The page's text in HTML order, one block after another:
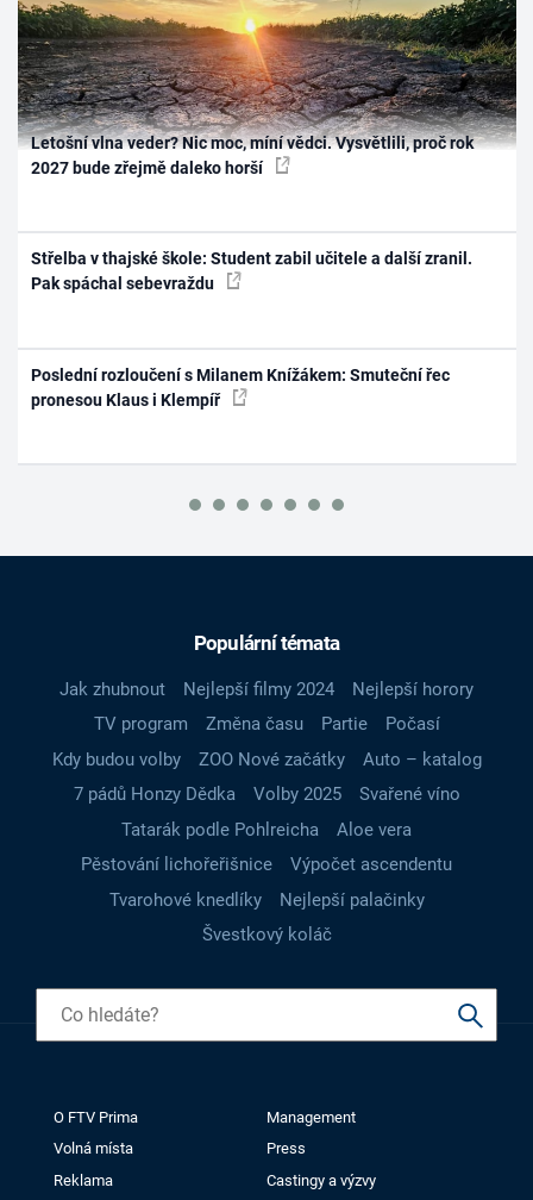
Letošní vlna veder? Nic moc, míní vědci. Vysvětlili, proč rok
2027 bude zřejmě daleko horší
Střelba v thajské škole: Student zabil učitele a další zranil.
Pak spáchal sebevraždu
Poslední rozloučení s Milanem Knížákem: Smuteční řec
pronesou Klaus i Klempíř
Populární témata
Jak zhubnout Nejlepší filmy 2024
Nejlepší horory
TV program
Změna času Partie
Počasí
Kdy budou volby
ZOO Nové začátky
Auto – katalog
7 pádů Honzy Dědka
Volby 2025
Svařené víno
Tatarák podle Pohlreicha
Aloe vera
Pěstování lichořeřišnice
Výpočet ascendentu
Tvarohové knedlíky
Nejlepší palačinky
Švestkový koláč
O FTV Prima
Management
Volná místa
Press
Reklama
Castingy a výzvy